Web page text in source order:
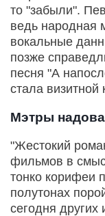
то "забыли".
ведь народная
вокальные
позже
песня "А
стала визитной
Мэтры
"Жестокий
фильмов в
тонко корифеи
полутонах
сегодня